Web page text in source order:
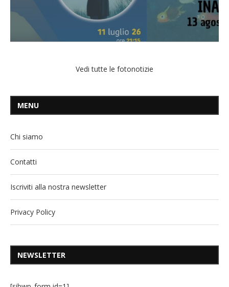
Vedi tutte le fotonotizie
MENU
Chi siamo
Contatti
Iscriviti alla nostra newsletter
Privacy Policy
NEWSLETTER